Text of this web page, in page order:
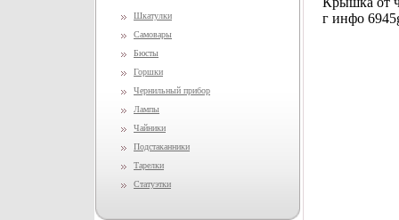
Шкатулки
Самовары
Бюсты
Горшки
Чернильный прибор
Лампы
Чайники
Подстаканники
Тарелки
Статуэтки
г инфо